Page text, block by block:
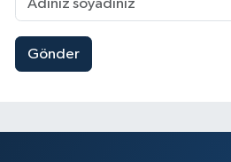
Gönder